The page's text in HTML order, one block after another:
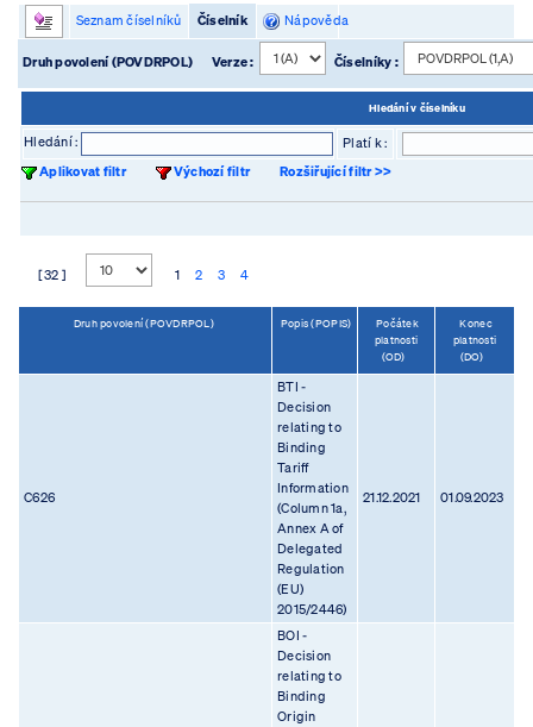
Seznam číselníků Číselník Nápověda
Druh povolení (POVDRPOL) Verze : Číselníky :
Hledání v číselníku
Hledání :
Platí k :
Aplikovat filtr
Výchozí filtr Rozšiřující filtr >>
[ 32 ] 1 2 3 4
Druh povolení (POVDRPOL) Popis (POPIS)
Počátek
platnosti
(OD)
Konec
platnosti
(DO)
C626
BTI -
Decision
relating to
Binding
Tariff
Information
(Column 1a,
Annex A of
Delegated
Regulation
(EU)
2015/2446)
21.12.2021 01.09.2023
BOI -
Decision
relating to
Binding
Origin